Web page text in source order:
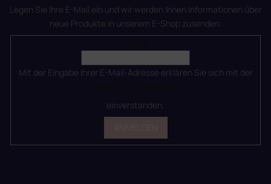
Legen Sie Ihre E-Mail ein und wir werden Ihnen Informationen über
neue Produkte in unserem E-Shop zusenden.
Mit der Eingabe Ihrer E-Mail-Adresse erklären Sie sich mit der
einverstanden.